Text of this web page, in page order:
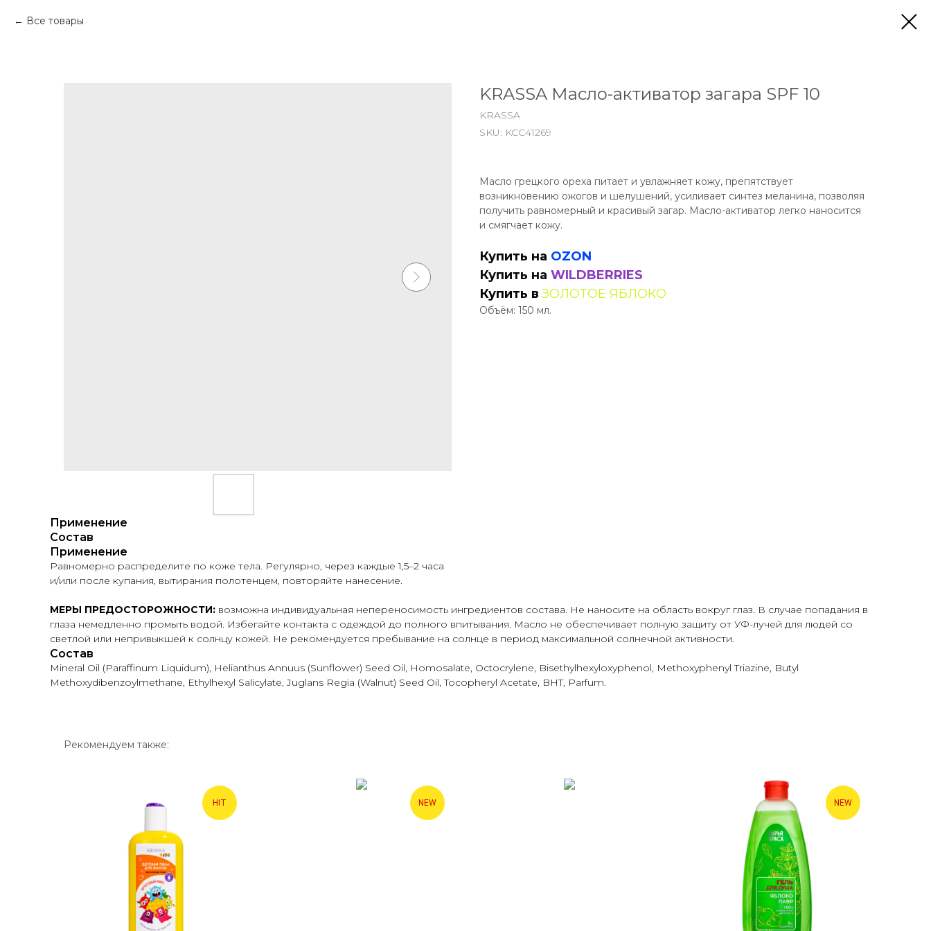
Все товары
KRASSA Масло-активатор загара SPF 10
KRASSA
SKU: KCC41269
Масло грецкого ореха питает и увлажняет кожу, препятствует
возникновению ожогов и шелушений, усиливает синтез меланина, позволяя
получить равномерный и красивый загар. Масло-активатор легко наносится
и смягчает кожу.
Купить на ОZON
Купить на WILDBERRIES
Купить в ЗОЛОТОЕ ЯБЛОКО
Объём: 150 мл.
Применение
Состав
Применение
Равномерно распределите по коже тела. Регулярно, через каждые 1,5–2 часа
и/или после купания, вытирания полотенцем, повторяйте нанесение.
МЕРЫ ПРЕДОСТОРОЖНОСТИ: возможна индивидуальная непереносимость ингредиентов состава. Не наносите на область вокруг глаз. В случае попадания в
глаза немедленно промыть водой. Избегайте контакта с одеждой до полного впитывания. Масло не обеспечивает полную защиту от УФ-лучей для людей со
светлой или непривыкшей к солнцу кожей. Не рекомендуется пребывание на солнце в период максимальной солнечной активности.
Состав
Mineral Oil (Paraffinum Liquidum), Helianthus Annuus (Sunflower) Seed Oil, Homosalate, Octocrylene, Bisethylhexyloxyphenol, Methoxyphenyl Triazine, Butyl
Methoxydibenzoylmethane, Ethylhexyl Salicylate, Juglans Regia (Walnut) Seed Oil, Tocopheryl Acetate, BHT, Parfum.
Рекомендуем также:
HIT NEW NEW